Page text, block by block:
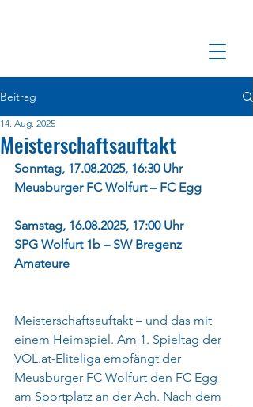
Beitrag
Meisterschaftsauftakt
14. Aug. 2025
Sonntag, 17.08.2025, 16:30 Uhr
Meusburger FC Wolfurt – FC Egg
Samstag, 16.08.2025, 17:00 Uhr
SPG Wolfurt 1b – SW Bregenz
Amateure
Meisterschaftsauftakt – und das mit
einem Heimspiel. Am 1. Spieltag der
VOL.at-Eliteliga empfängt der
Meusburger FC Wolfurt den FC Egg
am Sportplatz an der Ach. Nach dem